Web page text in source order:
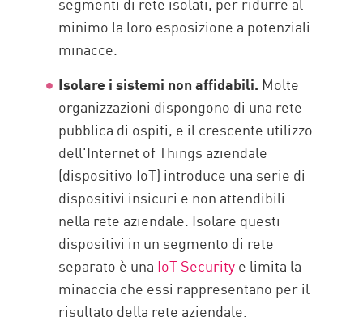
minimo la loro esposizione a potenziali
minacce.
Isolare i sistemi non affidabili. Molte
organizzazioni dispongono di una rete
pubblica di ospiti, e il crescente utilizzo
dell'Internet of Things aziendale
(dispositivo IoT) introduce una serie di
dispositivi insicuri e non attendibili
nella rete aziendale. Isolare questi
dispositivi in un segmento di rete
separato è una IoT Securitye limita la
minaccia che essi rappresentano per il
risultato della rete aziendale.